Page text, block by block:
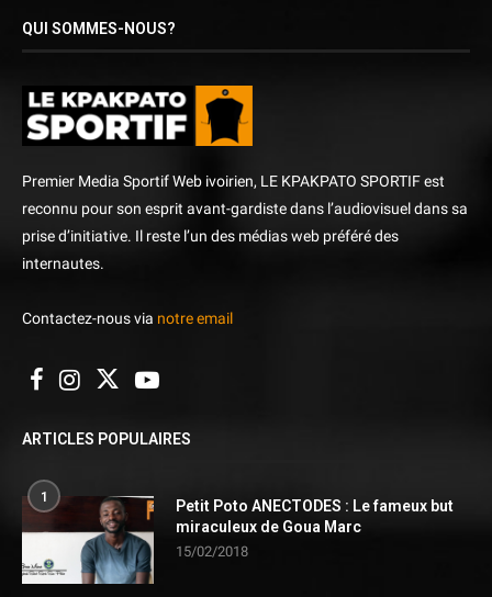
QUI SOMMES-NOUS?
Premier Media Sportif Web ivoirien, LE KPAKPATO SPORTIF est
reconnu pour son esprit avant-gardiste dans l’audiovisuel dans sa
prise d’initiative. Il reste l’un des médias web préféré des
internautes.
Contactez-nous via notre email
ARTICLES POPULAIRES
1
Petit Poto ANECTODES : Le fameux but
miraculeux de Goua Marc
15/02/2018